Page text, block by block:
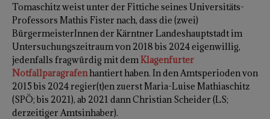
Tomaschitz weist unter der Fittiche seines Universitäts-
Professors Mathis Fister nach, dass die (zwei)
BürgermeisterInnen der Kärntner Landeshauptstadt im
Untersuchungszeitraum von 2018 bis 2024 eigenwillig,
jedenfalls fragwürdig mit demKlagenfurter
Notfallparagrafenhantiert haben. In den Amtsperioden von
2015 bis 2024 regier(t)en zuerst Maria-Luise Mathiaschitz
(SPÖ; bis 2021), ab 2021 dann Christian Scheider (LS;
derzeitiger Amtsinhaber).